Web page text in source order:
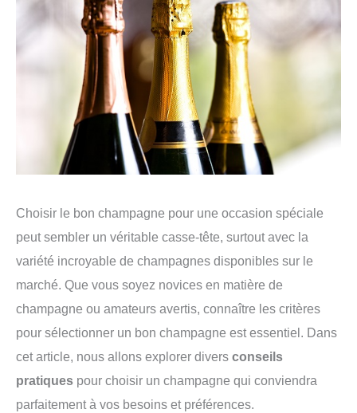
Choisir le bon champagne pour une occasion spéciale
peut sembler un véritable casse-tête, surtout avec la
variété incroyable de champagnes disponibles sur le
marché. Que vous soyez novices en matière de
champagne ou amateurs avertis, connaître les critères
pour sélectionner un bon champagne est essentiel. Dans
cet article, nous allons explorer divers conseils
pratiques pour choisir un champagne qui conviendra
parfaitement à vos besoins et préférences.